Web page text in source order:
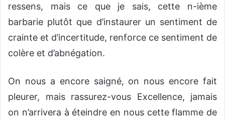
ressens, mais ce que je sais, cette n-ième
barbarie plutôt que d’instaurer un sentiment de
crainte et d’incertitude, renforce ce sentiment de
colère et d’abnégation.
On nous a encore saigné, on nous encore fait
pleurer, mais rassurez-vous Excellence, jamais
on n’arrivera à éteindre en nous cette flamme de